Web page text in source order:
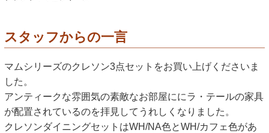
スタッフからの一言
マムシリーズのクレソン3点セットをお買い上げくださいま
した。
アンティークな雰囲気の素敵なお部屋ににラ・テールの家具
が配置されているのを拝見してうれしくなりました。
クレソンダイニングセットはWH/NA色とWH/カフェ色があ